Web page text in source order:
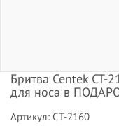
Бритва Centek
для носа в
Артикул: CT-2160